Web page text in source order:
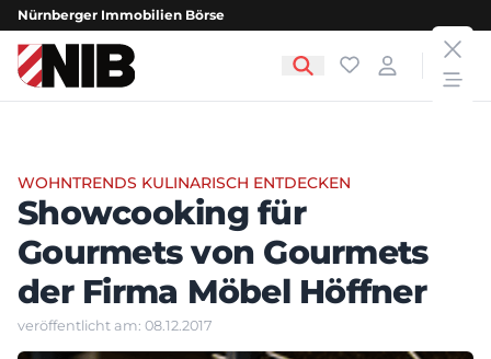
Nürnberger Immobilien Börse
NIB - Nürnberger Immobilien Börse Favoriten
Login
WOHNTRENDS KULINARISCH ENTDECKEN
Showcooking für
Gourmets von Gourmets
der Firma Möbel Höffner
veröffentlicht am: 08.12.2017